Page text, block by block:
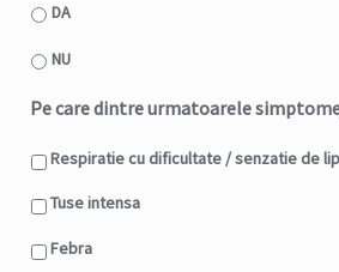
YYYY
DA
NU
Pe care dintre urmatoarele
Respiratie cu dificultate / senzatie de
Tuse intensa
Febra